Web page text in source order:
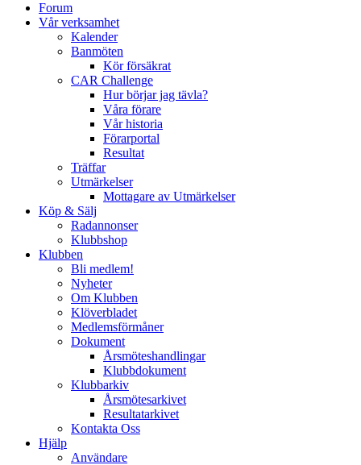
Forum
Vår verksamhet
Kalender
Banmöten
Kör försäkrat
CAR Challenge
Hur börjar jag tävla?
Våra förare
Vår historia
Förarportal
Resultat
Träffar
Utmärkelser
Mottagare av Utmärkelser
Köp & Sälj
Radannonser
Klubbshop
Klubben
Bli medlem!
Nyheter
Om Klubben
Klöverbladet
Medlemsförmåner
Dokument
Årsmöteshandlingar
Klubbdokument
Klubbarkiv
Årsmötesarkivet
Resultatarkivet
Kontakta Oss
Hjälp
Användare